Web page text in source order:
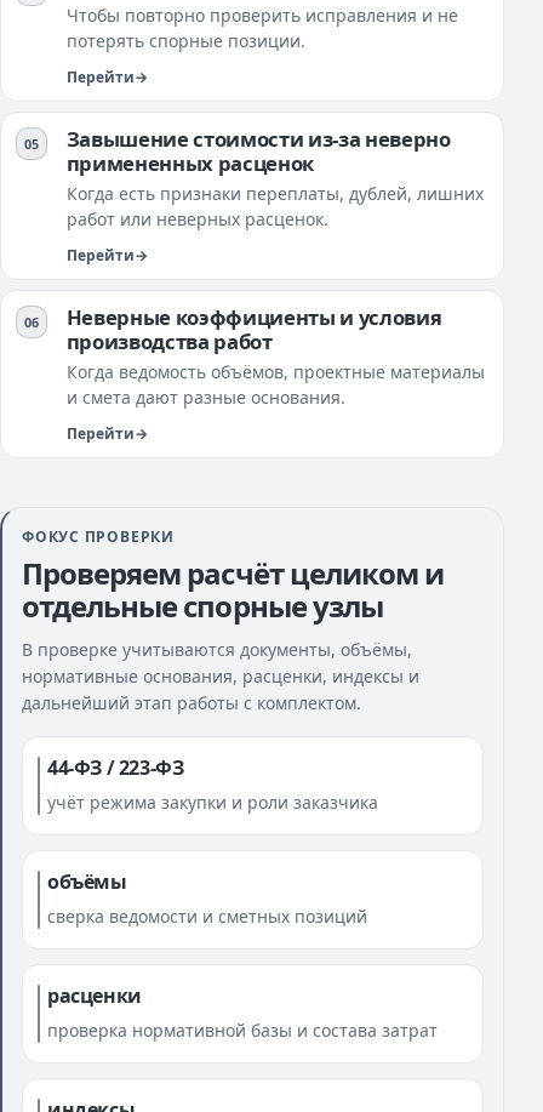
Чтобы повторно проверить исправления и не
потерять спорные позиции.
Перейти
Завышение стоимости из-за неверно
примененных расценок
Когда есть признаки переплаты, дублей, лишних
работ или неверных расценок.
Перейти
Неверные коэффициенты и условия
производства работ
Когда ведомость объёмов, проектные материалы
и смета дают разные основания.
Перейти
ФОКУС ПРОВЕРКИ
Проверяем расчёт целиком и
отдельные спорные узлы
В проверке учитываются документы, объёмы,
нормативные основания, расценки, индексы и
дальнейший этап работы с комплектом.
44-ФЗ / 223-ФЗ
учёт режима закупки и роли заказчика
объёмы
сверка ведомости и сметных позиций
расценки
проверка нормативной базы и состава затрат